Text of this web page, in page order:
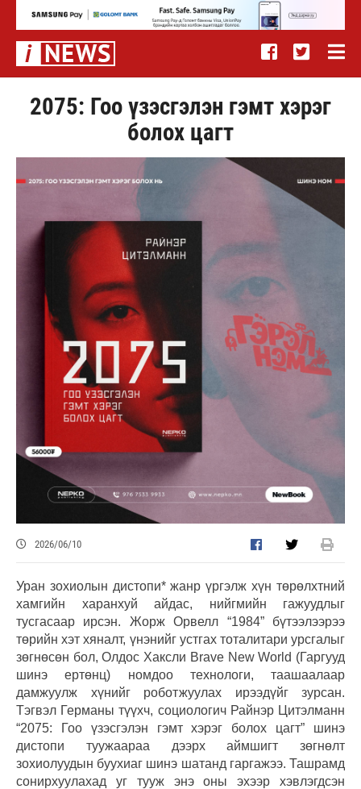
2075: Гоо үзэсгэлэн гэмт хэрэг
болох цагт
2026/06/10
Уран зохиолын дистопи* жанр үргэлж хүн төрөлхтний
хамгийн харанхуй айдас, нийгмийн гажуудлыг
тусгасаар ирсэн. Жорж Орвелл “1984” бүтээлээрээ
төрийн хэт хяналт, үнэнийг устгах тоталитари урсгалыг
зөгнөсөн бол, Олдос Хаксли Brave New World (Гаргууд
шинэ ертөнц) номдоо технологи, таашаалаар
дамжуулж хүнийг роботжуулах ирээдүйг зурсан.
Тэгвэл Германы түүхч, социологич Райнэр Цитэлманн
“2075: Гоо үзэсгэлэн гэмт хэрэг болох цагт” шинэ
дистопи туужаараа дээрх аймшигт зөгнөлт
зохиолуудын буухиаг шинэ шатанд гаргажээ. Ташрамд
сонирхуулахад уг тууж энэ оны эхээр хэвлэгдсэн